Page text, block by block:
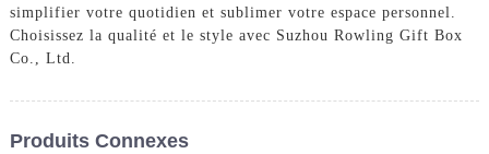
simplifier votre quotidien et sublimer votre espace personnel.
Choisissez la qualité et le style avec Suzhou Rowling Gift Box
Co., Ltd.
Produits Connexes